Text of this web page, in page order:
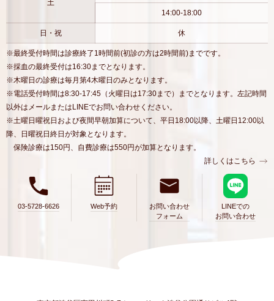
土
14:00-18:00
日・祝 休
※最終受付時間は診療終了1時間前(初診の方は2時間前)までです。
※採血の最終受付は16:30までとなります。
※木曜日の診療は毎月第4木曜日のみとなります。
※電話受付時間は8:30-17:45（火曜日は17:30まで）までとなります。左記時間
以外はメールまたはLINEでお問い合わせください。
※土曜日曜祝日および夜間早朝加算について、平日18:00以降、土曜日12:00以
降、日曜祝日終日が対象となります。
保険診療は150円、自費診療は550円が加算となります。
詳しくはこちら
03-5728-6626 Web予約
お問い合わせ
フォーム
LINEでの
お問い合わせ